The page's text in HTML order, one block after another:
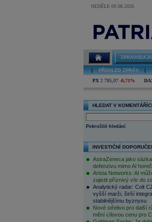
NEDĚLE 09.08.2026
PŘEHLED ZPRÁV
PX 2 785,07 -0,71%
HLEDAT V
Pokročilé hledání
INVESTIČNÍ
AstraZeneca jako
defenzivu mimo AI
Arista Networks: AI
zajistit příznivý vítr do
Analytický radar: Colt
vyšší marži, širší
stabilnějšímu byznysu
Nové střelivo pro další
mění cílovou cenu pro